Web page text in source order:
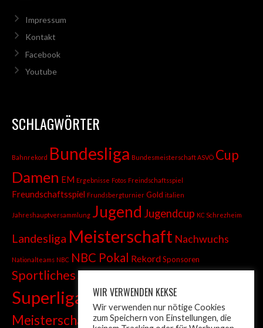
Impressum
Kontakt
Facebook
Youtube
SCHLAGWÖRTER
Bahnrekord Bundesliga Bundesmeisterschaft ASVÖ Cup
Damen EM Ergebnisse Fotos Freindschaftsspiel
Freundschaftsspiel Frundsbergturnier Gold italien
Jahreshauptversammlung Jugend Jugendcup KC Schrezheim
Landesliga Meisterschaft Nachwuchs
Nationalteams NBC NBC Pokal RekordSponsoren
SportlichesSprint
Superliga TandemTiroler Liga
Meisterschaft Trainer Turnier Weltcup wm
WIR VERWENDEN KEKSE
Wir verwenden nur nötige Cookies
zum Speichern von Einstellungen, die